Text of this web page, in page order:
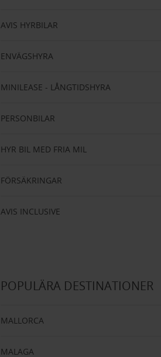
AVIS HYRBILAR
ENVÄGSHYRA
MINILEASE - LÅNGTIDSHYRA
PERSONBILAR
HYR BIL MED FRIA MIL
FÖRSÄKRINGAR
AVIS INCLUSIVE
POPULÄRA DESTINATIONER
MALLORCA
MALAGA